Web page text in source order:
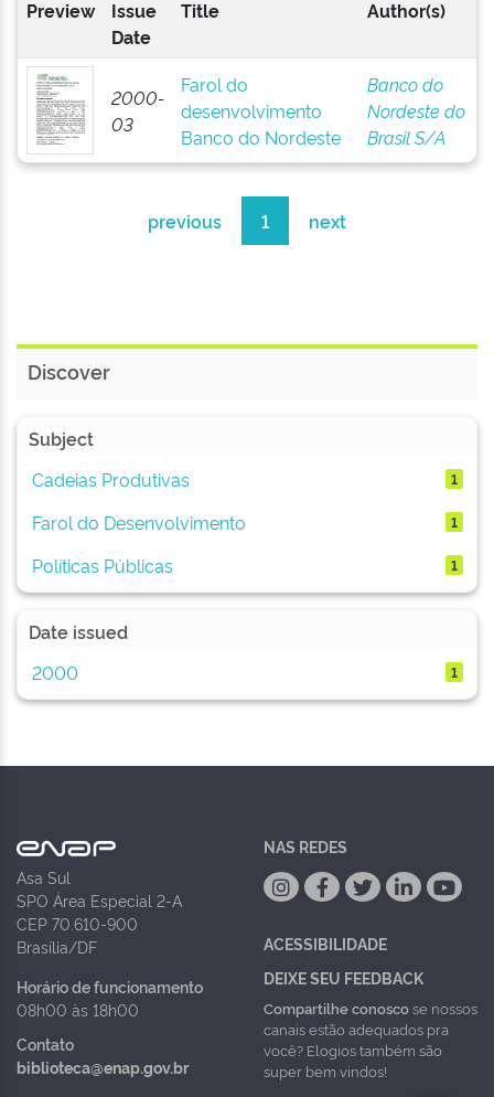
Preview
Issue
Date
Title Author(s)
2000-
03
Farol do
desenvolvimento
Banco do Nordeste
Banco do
Nordeste do
Brasil S/A
previous 1 next
Discover
Subject
Cadeias Produtivas
1
Farol do Desenvolvimento 1
Políticas Públicas 1
Date issued
2000
1
Asa Sul
SPO Área Especial 2-A
CEP 70.610-900
Brasília/DF
Horário de funcionamento
08h00 às 18h00
Contato
biblioteca@enap.gov.br
NAS REDES
ACESSIBILIDADE
DEIXE SEU FEEDBACK
Compartilhe conoscose nossos
canais estão adequados pra
você? Elogios também são
super bem vindos!